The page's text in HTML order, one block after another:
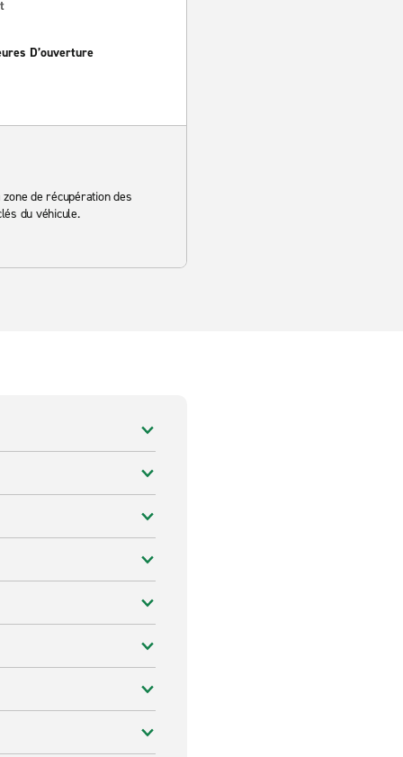
D’ouverture
de récupération des
du véhicule.